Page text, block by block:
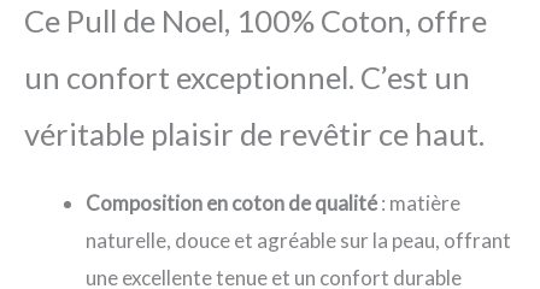
Ce Pull de Noel, 100% Coton, offre
un confort exceptionnel. C’est un
véritable plaisir de revêtir ce haut.
Composition en coton de qualité: matière
naturelle, douce et agréable sur la peau, offrant
une excellente tenue et un confort durable